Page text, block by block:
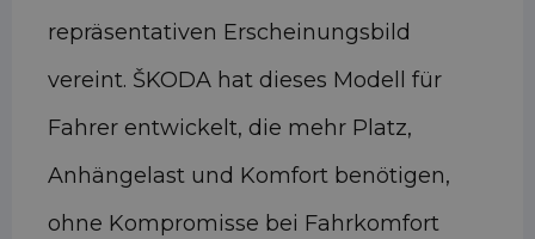
repräsentativen Erscheinungsbild
vereint. ŠKODA hat dieses Modell für
Fahrer entwickelt, die mehr Platz,
Anhängelast und Komfort benötigen,
ohne Kompromisse bei Fahrkomfort